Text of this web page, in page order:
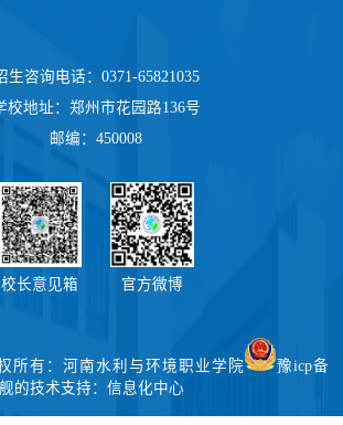
生咨询电话：0371-65821035
校地址：郑州市花园路136号
邮编：450008
校长意见箱 官方微博
所有：河南水利与环境职业学院
豫icp备
的技术支持：信息化中心